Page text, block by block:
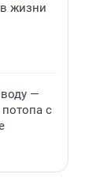
жизни
—
с